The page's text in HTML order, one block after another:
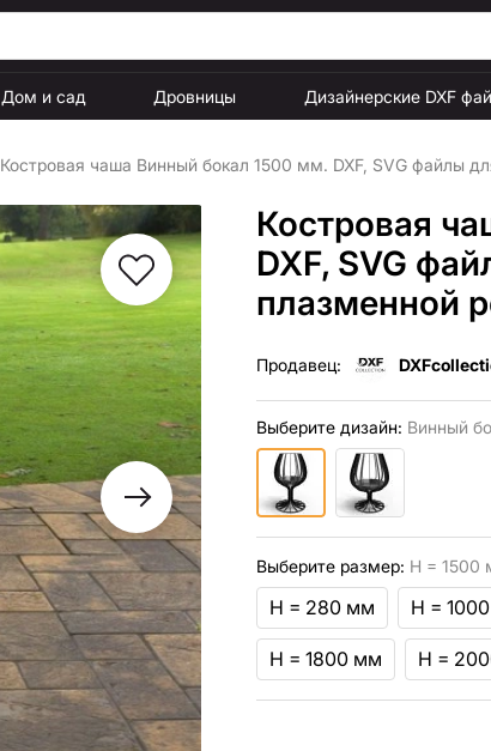
Дом и сад Дровницы Дизайнерские DXF
Костровая чаша Винный бокал 1500 мм. DXF, SVG файлы
Костровая
DXF, SVG
плазменной
Продавец:
Выберите дизайн: Винный
Выберите размер: H = 1500
H = 280 мм H =
H = 1800 мм H =